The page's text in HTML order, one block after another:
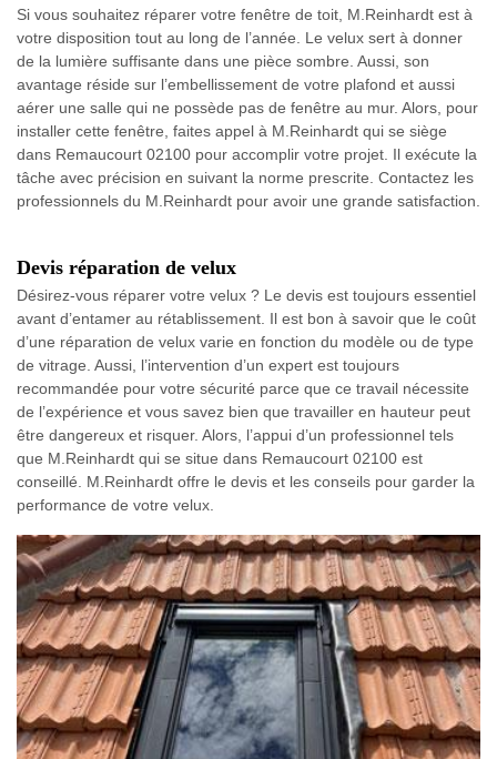
Si vous souhaitez réparer votre fenêtre de toit, M.Reinhardt est à
votre disposition tout au long de l’année. Le velux sert à donner
de la lumière suffisante dans une pièce sombre. Aussi, son
avantage réside sur l’embellissement de votre plafond et aussi
aérer une salle qui ne possède pas de fenêtre au mur. Alors, pour
installer cette fenêtre, faites appel à M.Reinhardt qui se siège
dans Remaucourt 02100 pour accomplir votre projet. Il exécute la
tâche avec précision en suivant la norme prescrite. Contactez les
professionnels du M.Reinhardt pour avoir une grande satisfaction.
Devis réparation de velux
Désirez-vous réparer votre velux ? Le devis est toujours essentiel
avant d’entamer au rétablissement. Il est bon à savoir que le coût
d’une réparation de velux varie en fonction du modèle ou de type
de vitrage. Aussi, l’intervention d’un expert est toujours
recommandée pour votre sécurité parce que ce travail nécessite
de l’expérience et vous savez bien que travailler en hauteur peut
être dangereux et risquer. Alors, l’appui d’un professionnel tels
que M.Reinhardt qui se situe dans Remaucourt 02100 est
conseillé. M.Reinhardt offre le devis et les conseils pour garder la
performance de votre velux.